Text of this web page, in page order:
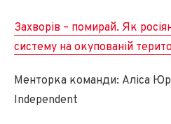
Захворів – помирай. Як
систему на окупованій
Менторка команди: Аліса
Independent